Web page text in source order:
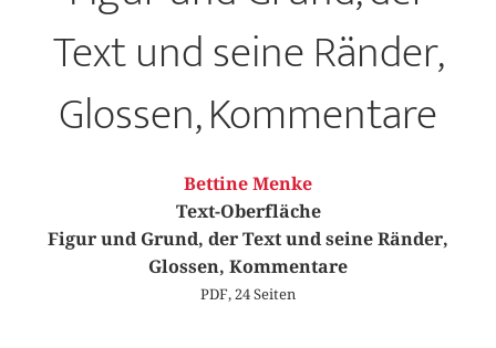
Text und seine Ränder,
Glossen, Kommentare
Bettine Menke
Text-Oberfläche
Figur und Grund, der Text und seine Ränder,
Glossen, Kommentare
PDF, 24 Seiten